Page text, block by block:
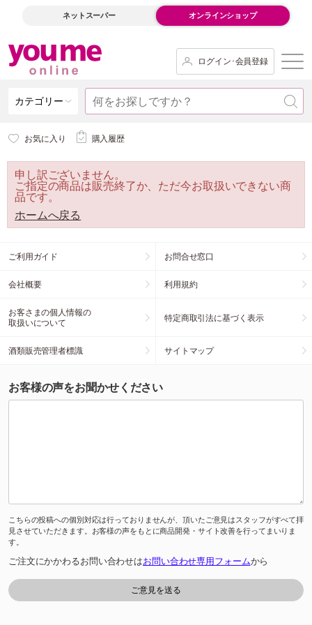
ネットスーパー オンラインショップ
ログイン･会員登録
カテゴリー
お気に入り 購入履歴
申し訳ございません。
ご指定の商品は販売終了か、ただ今お取扱いできない商
品です。
ホームへ戻る
ご利用ガイド お問合せ窓口
会社概要 利用規約
お客さまの個人情報の
取扱いについて
特定商取引法に基づく表示
酒類販売管理者標識 サイトマップ
お客様の声をお聞かせください
こちらの投稿への個別対応は行っておりませんが、頂いたご意見はスタッフがすべて拝
見させていただきます。お客様の声をもとに商品開発・サイト改善を行ってまいりま
す。
ご注文にかかわるお問い合わせはお問い合わせ専用フォームから